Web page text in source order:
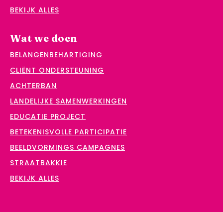
BEKIJK ALLES
Wat we doen
BELANGENBEHARTIGING
CLIËNT ONDERSTEUNING
ACHTERBAN
LANDELIJKE SAMENWERKINGEN
EDUCATIE PROJECT
BETEKENISVOLLE PARTICIPATIE
BEELDVORMINGS CAMPAGNES
STRAATBAKKIE
BEKIJK ALLES